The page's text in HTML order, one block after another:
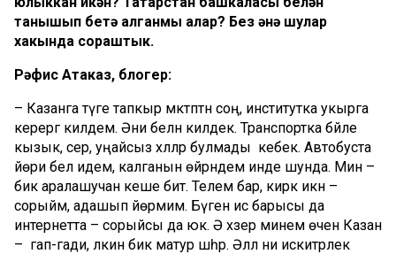
танышып бетә алганмы алар? Без әнә шулар
хакында сораштык.
Рәфис Атаказ, блогер:
– Казанга тәүге тапкыр мәктәптән соң, институтка укырга
керергә килдем. Әни белән килдек. Транспортка бәйле
кызык, сәер, уңайсыз хәлләр булмады кебек. Автобуста
йөри белә идем, калганын өйрәндем инде шунда. Мин –
бик аралашучан кеше бит. Телем бар, кирәк икән –
сорыйм, адашып йөрмим. Бүген исә барысы да
интернетта – сорыйсы да юк. Ә хәзер минем өчен Казан
– гап-гади, ләкин бик матур шәһәр. Әллә ни искитәрлек